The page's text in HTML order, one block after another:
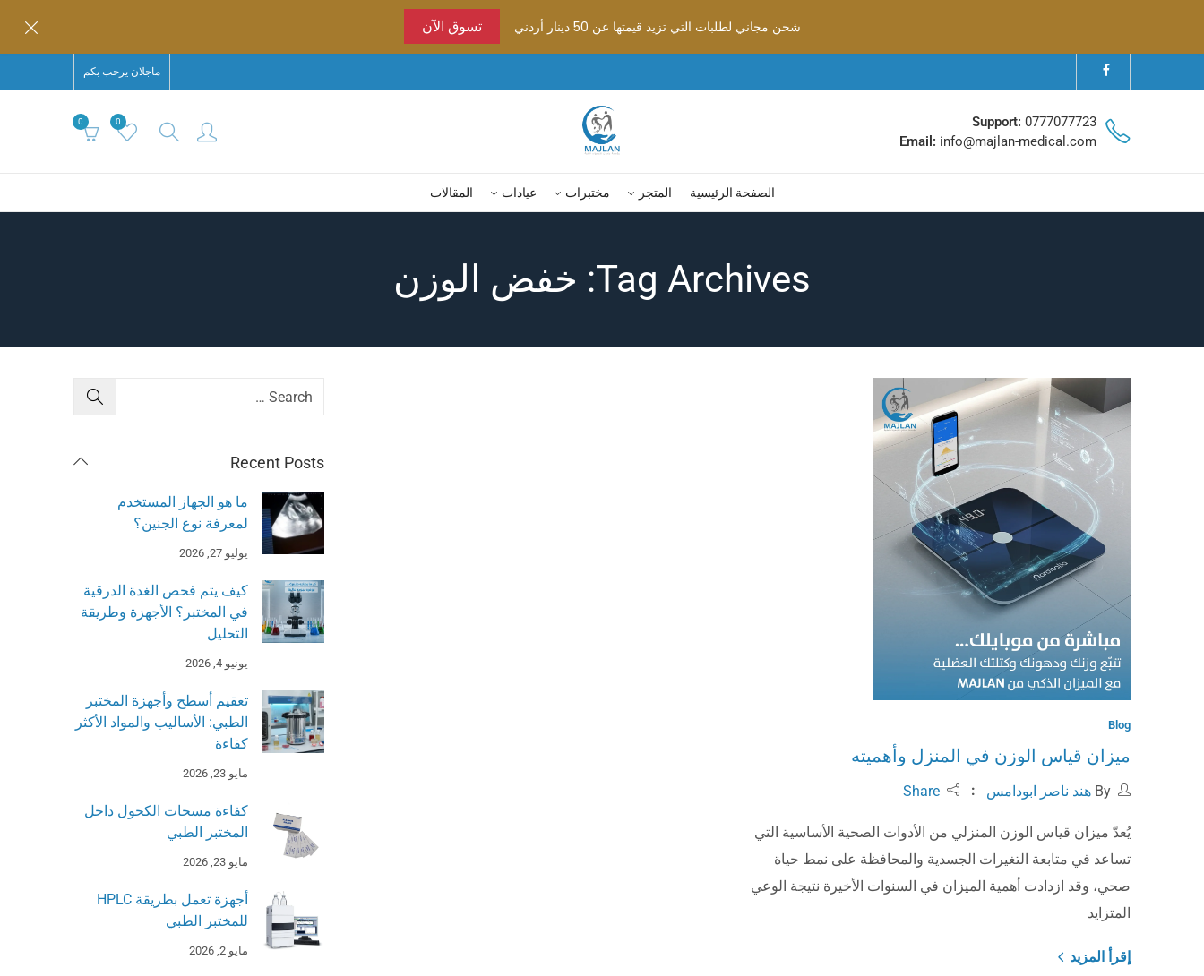
شحن مجاني لطلبات التي تزيد قيمتها عن 50 دينار أردني تسوق الآن
ماجلان يرحب بكم
Support: 0777077723
Email: info@majlan-medical.com
0
0
الصفحة الرئيسية المتجر مختبرات عيادات المقالات
Tag Archives: خفض الوزن
Blog
ميزان قياس الوزن في المنزل وأهميته
هند ناصر ابودامس Share
يُعدّ ميزان قياس الوزن المنزلي من الأدوات الصحية الأساسية التي
تساعد في متابعة التغيرات الجسدية والمحافظة على نمط حياة
صحي، وقد ازدادت أهمية الميزان في السنوات الأخيرة نتيجة الوعي
المتزايد
إقرأ المزيد
Recent Posts
ما هو الجهاز المستخدم
لمعرفة نوع الجنين؟
يوليو 27, 2026
كيف يتم فحص الغدة الدرقية
في المختبر؟ الأجهزة وطريقة
التحليل
يونيو 4, 2026
تعقيم أسطح وأجهزة المختبر
الطبي: الأساليب والمواد الأكثر
كفاءة
مايو 23, 2026
كفاءة مسحات الكحول داخل
المختبر الطبي
مايو 23, 2026
أجهزة تعمل بطريقة HPLC
للمختبر الطبي
مايو 2, 2026